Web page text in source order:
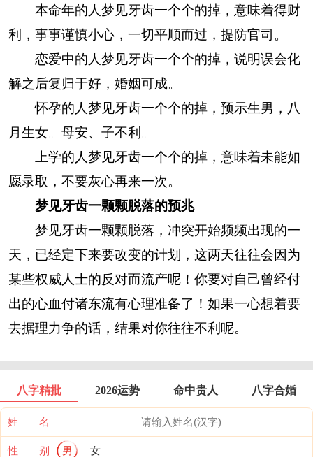
本命年的人梦见牙齿一个个的掉，意味着得财
利，事事谨慎小心，一切平顺而过，提防官司。
恋爱中的人梦见牙齿一个个的掉，说明误会化
解之后复归于好，婚姻可成。
怀孕的人梦见牙齿一个个的掉，预示生男，八
月生女。母安、子不利。
上学的人梦见牙齿一个个的掉，意味着未能如
愿录取，不要灰心再来一次。
梦见牙齿一颗颗脱落的预兆
梦见牙齿一颗颗脱落，冲突开始频频出现的一
天，已经定下来要改变的计划，这两天往往会因为
某些权威人士的反对而流产呢！你要对自己曾经付
出的心血付诸东流有心理准备了！如果一心想着要
去据理力争的话，结果对你往往不利呢。
八字精批 2026运势 命中贵人 八字合婚
姓 名
性 别 男 女